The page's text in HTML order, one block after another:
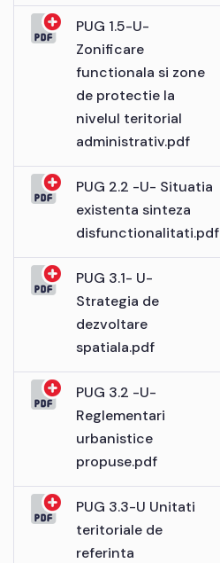
PUG 1.5-U-
Zonificare
functionala si zone
de protectie la
nivelul teritorial
administrativ.pdf
PUG 2.2 -U- Situatia
existenta sinteza
disfunctionalitati.pdf
PUG 3.1- U-
Strategia de
dezvoltare
spatiala.pdf
PUG 3.2 -U-
Reglementari
urbanistice
propuse.pdf
PUG 3.3-U Unitati
teritoriale de
referinta